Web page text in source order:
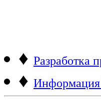
♦ Разработка
♦